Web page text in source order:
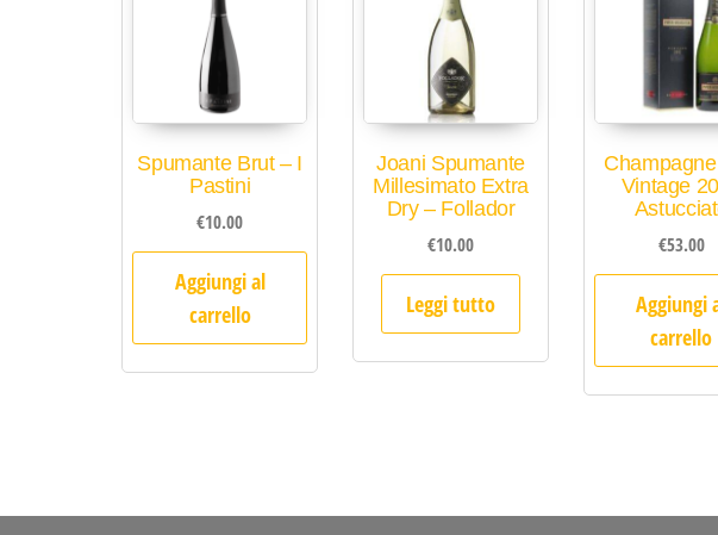
Spumante Brut – I
Pastini
€10.00
Aggiungi al
carrello
Joani Spumante
Millesimato Extra
Dry – Follador
€10.00
Leggi tutto
Vintage
€53.00
Aggiungi
carrello